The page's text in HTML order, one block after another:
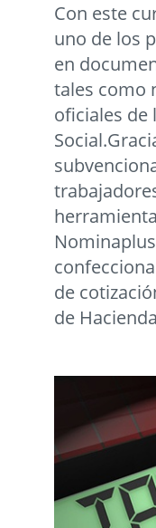
Con este
uno de los
en
tales como
oficiales de
de
de